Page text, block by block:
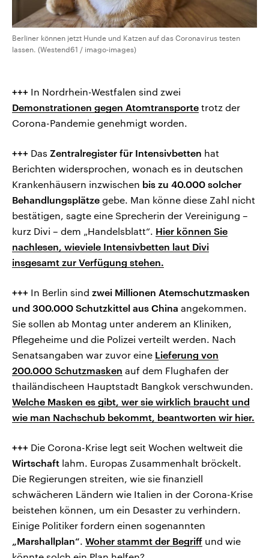
Berliner können jetzt Hunde und Katzen auf das Coronavirus testen
lassen. (Westend61 / imago-images)
+++ In Nordrhein-Westfalen sind zwei
Demonstrationen gegen Atomtransporte trotz der
Corona-Pandemie genehmigt worden.
+++ Das Zentralregister für Intensivbetten hat
Berichten widersprochen, wonach es in deutschen
Krankenhäusern inzwischen bis zu 40.000 solcher
Behandlungsplätze gebe. Man könne diese Zahl nicht
bestätigen, sagte eine Sprecherin der Vereinigung –
kurz Divi – dem „Handelsblatt“. Hier können Sie
nachlesen, wieviele Intensivbetten laut Divi
insgesamt zur Verfügung stehen.
+++ In Berlin sind zwei Millionen Atemschutzmasken
und 300.000 Schutzkittel aus China angekommen.
Sie sollen ab Montag unter anderem an Kliniken,
Pflegeheime und die Polizei verteilt werden. Nach
Senatsangaben war zuvor eine Lieferung von
200.000 Schutzmasken auf dem Flughafen der
thailändischeen Hauptstadt Bangkok verschwunden.
Welche Masken es gibt, wer sie wirklich braucht und
wie man Nachschub bekommt, beantworten wir hier.
+++ Die Corona-Krise legt seit Wochen weltweit die
Wirtschaft lahm. Europas Zusammenhalt bröckelt.
Die Regierungen streiten, wie sie finanziell
schwächeren Ländern wie Italien in der Corona-Krise
beistehen können, um ein Desaster zu verhindern.
Einige Politiker fordern einen sogenannten
„Marshallplan“. Woher stammt der Begriff und wie